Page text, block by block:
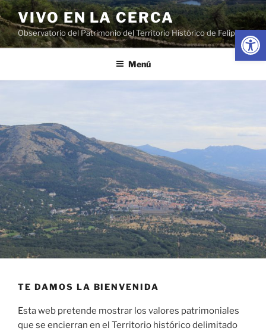
Abrir
Saltar
al
contenido
VIVO EN LA CERCA
Observatorio del Patrimonio del Territorio Histórico de Felipe II
Menú
TE DAMOS LA BIENVENIDA
Esta web pretende mostrar los valores patrimoniales
que se encierran en el Territorio histórico delimitado